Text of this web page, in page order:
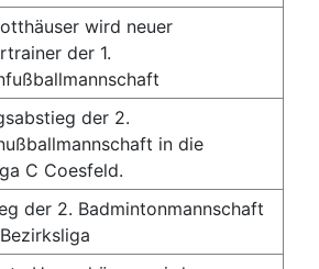
wird neuer
der 1.
der 2.
in die
C Coesfeld.
der 2. Badmintonmannschaft